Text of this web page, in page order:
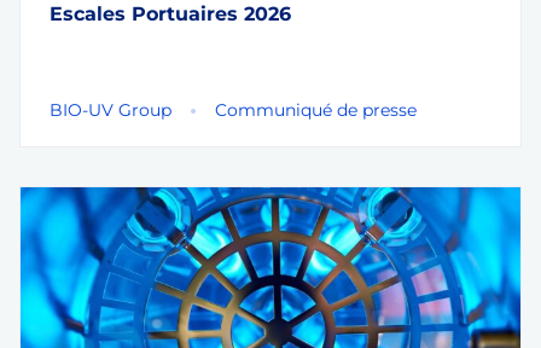
Escales Portuaires 2026
BIO-UV Group Communiqué de presse